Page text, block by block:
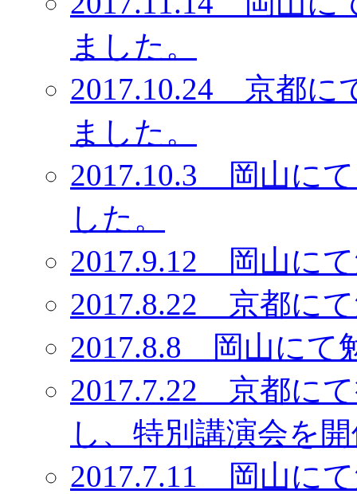
ました。
2017.10.24 京都に
ました。
2017.10.3 岡山に
した。
2017.9.12 岡山に
2017.8.22 京都に
2017.8.8 岡山にて
2017.7.22 京都に
し、特別講演会を
2017.7.11 岡山に